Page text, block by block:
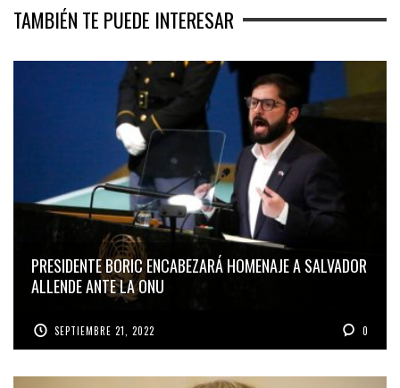
TAMBIÉN TE PUEDE INTERESAR
PRESIDENTE BORIC ENCABEZARÁ HOMENAJE A SALVADOR
ALLENDE ANTE LA ONU
SEPTIEMBRE 21, 2022 0